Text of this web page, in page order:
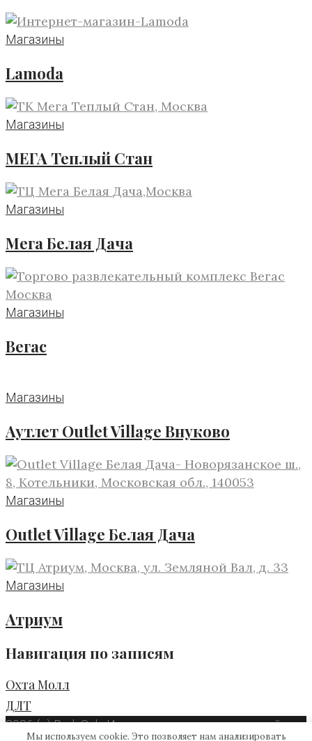
Магазины
Lamoda
Магазины
МЕГА Теплый Стан
Магазины
Мега Белая Дача
Магазины
Вегас
Магазины
Аутлет Outlet Village Внуково
Магазины
Outlet Village Белая Дача
Магазины
Атриум
Навигация по записям
Охта Молл
ДЛТ
2026 (c) RadaSale.Использовать материалы сайта
Мы используем cookie. Это позволяет нам анализировать